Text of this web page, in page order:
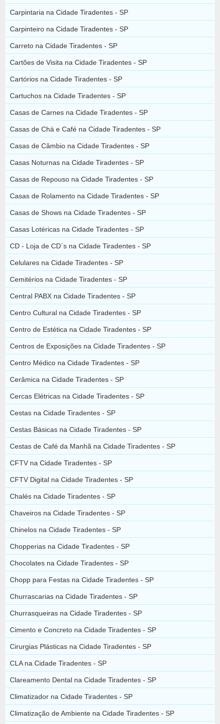
Carpintaria na Cidade Tiradentes - SP
Carpinteiro na Cidade Tiradentes - SP
Carreto na Cidade Tiradentes - SP
Cartões de Visita na Cidade Tiradentes - SP
Cartórios na Cidade Tiradentes - SP
Cartuchos na Cidade Tiradentes - SP
Casas de Carnes na Cidade Tiradentes - SP
Casas de Chá e Café na Cidade Tiradentes - SP
Casas de Câmbio na Cidade Tiradentes - SP
Casas Noturnas na Cidade Tiradentes - SP
Casas de Repouso na Cidade Tiradentes - SP
Casas de Rolamento na Cidade Tiradentes - SP
Casas de Shows na Cidade Tiradentes - SP
Casas Lotéricas na Cidade Tiradentes - SP
CD - Loja de CD´s na Cidade Tiradentes - SP
Celulares na Cidade Tiradentes - SP
Cemitérios na Cidade Tiradentes - SP
Central PABX na Cidade Tiradentes - SP
Centro Cultural na Cidade Tiradentes - SP
Centro de Estética na Cidade Tiradentes - SP
Centros de Exposições na Cidade Tiradentes - SP
Centro Médico na Cidade Tiradentes - SP
Cerâmica na Cidade Tiradentes - SP
Cercas Elétricas na Cidade Tiradentes - SP
Cestas na Cidade Tiradentes - SP
Cestas Básicas na Cidade Tiradentes - SP
Cestas de Café da Manhã na Cidade Tiradentes - SP
CFTV na Cidade Tiradentes - SP
CFTV Digital na Cidade Tiradentes - SP
Chalés na Cidade Tiradentes - SP
Chaveiros na Cidade Tiradentes - SP
Chinelos na Cidade Tiradentes - SP
Chopperias na Cidade Tiradentes - SP
Chocolates na Cidade Tiradentes - SP
Chopp para Festas na Cidade Tiradentes - SP
Churrascarias na Cidade Tiradentes - SP
Churrasqueiras na Cidade Tiradentes - SP
Cimento e Concreto na Cidade Tiradentes - SP
Cirurgias Plásticas na Cidade Tiradentes - SP
CLA na Cidade Tiradentes - SP
Clareamento Dental na Cidade Tiradentes - SP
Climatizador na Cidade Tiradentes - SP
Climatização de Ambiente na Cidade Tiradentes - SP